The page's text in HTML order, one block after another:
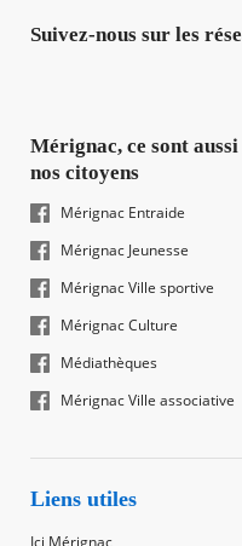
Suivez-nous sur les
Mérignac, ce sont aussi
nos citoyens
Mérignac Entraide
Mérignac Jeunesse
Mérignac Ville sportive
Mérignac Culture
Médiathèques
Mérignac Ville associative
Liens utiles